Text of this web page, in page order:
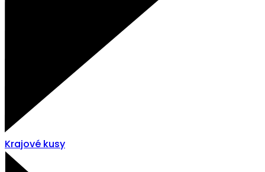
Krajové kusy